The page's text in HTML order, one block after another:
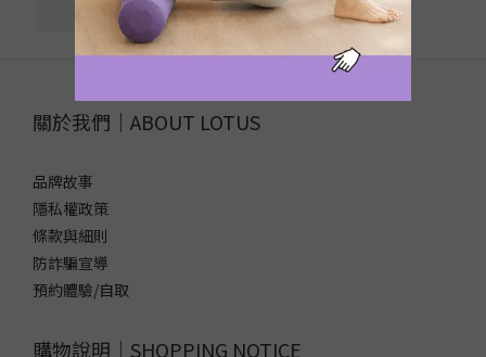
關於我們｜ABOUT LOTUS
品牌故事
隱私權政策
條款與細則
防詐騙宣導
預約體驗/自取
購物說明｜SHOPPING NOTICE